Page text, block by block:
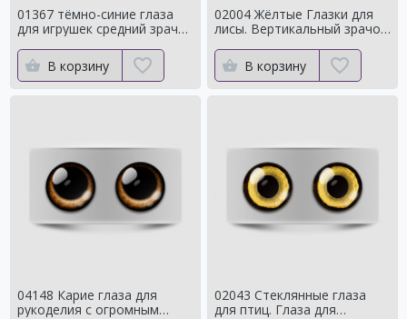
01367 тёмно-синие глаза
для игрушек средний зрачок
В корзину
02004 Жёлтые Глазки для
лисы. Вертикальный зрачок
В корзину
04148 Карие глаза для
рукоделия с огромным
02043 Стеклянные глаза
для птиц. Глаза для